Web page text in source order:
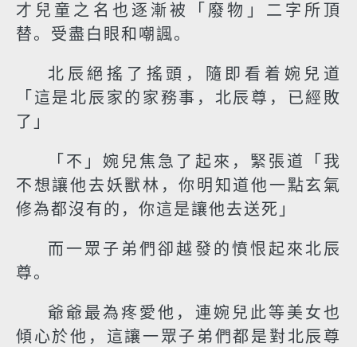
才兒童之名也逐漸被「廢物」二字所頂
替。受盡白眼和嘲諷。
北辰絕搖了搖頭，隨即看着婉兒道
「這是北辰家的家務事，北辰尊，已經敗
了」
「不」婉兒焦急了起來，緊張道「我
不想讓他去妖獸林，你明知道他一點玄氣
修為都沒有的，你這是讓他去送死」
而一眾子弟們卻越發的憤恨起來北辰
尊。
爺爺最為疼愛他，連婉兒此等美女也
傾心於他，這讓一眾子弟們都是對北辰尊